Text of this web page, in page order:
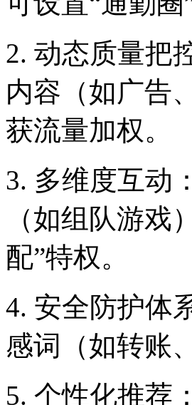
2. 动态质量把
内容（如广告
获流量加权。
3. 多维度互动
（如组队游戏
配”特权。
4. 安全防护体
感词（如转账
5. 个性化推荐